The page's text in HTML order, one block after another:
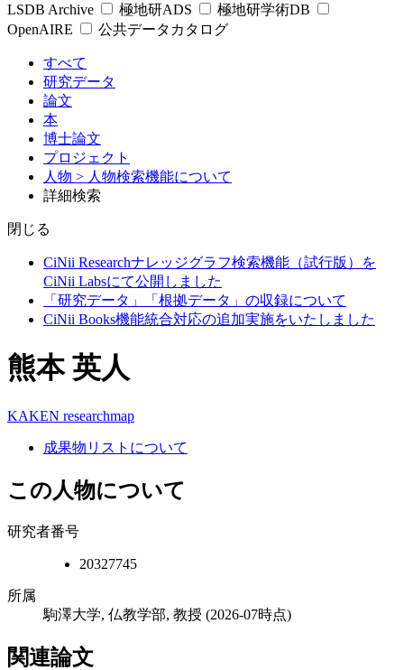
LSDB Archive
極地研ADS
極地研学術DB
OpenAIRE
公共データカタログ
すべて
研究データ
論文
本
博士論文
プロジェクト
人物 > 人物検索機能について
詳細検索
閉じる
CiNii Researchナレッジグラフ検索機能（試行版）を
CiNii Labsにて公開しました
「研究データ」「根拠データ」の収録について
CiNii Books機能統合対応の追加実施をいたしました
熊本 英人
KAKEN researchmap
成果物リストについて
この人物について
研究者番号
20327745
所属
駒澤大学, 仏教学部, 教授 (2026-07時点)
関連論文